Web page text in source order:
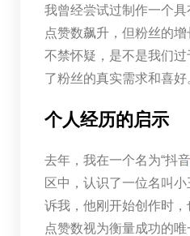
我曾经尝试过制作一个
点赞数飙升，但粉丝的
不禁怀疑，是不是我们
了粉丝的真实需求和喜好
个人经历的启示
去年，我在一个名为“抖音
区中，认识了一位名叫
诉我，他刚开始创作时
点赞数视为衡量成功的